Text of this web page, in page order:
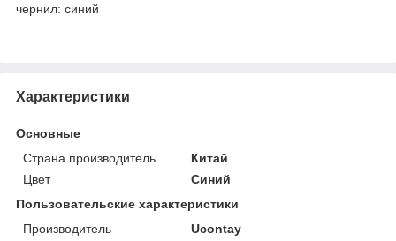
чернил: синий
Характеристики
Основные
Страна производитель
Китай
Цвет
Синий
Пользовательские характеристики
Производитель
Ucontay